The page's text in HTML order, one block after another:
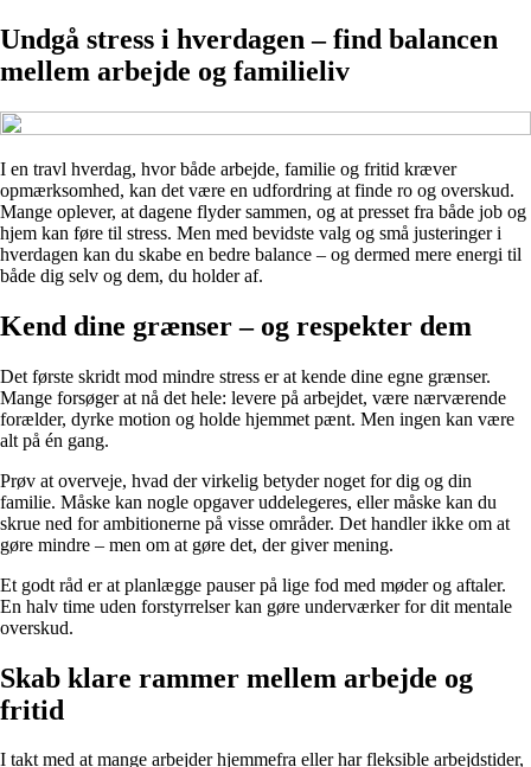
Undgå stress i hverdagen – find balancen
mellem arbejde og familieliv
I en travl hverdag, hvor både arbejde, familie og fritid kræver
opmærksomhed, kan det være en udfordring at finde ro og overskud.
Mange oplever, at dagene flyder sammen, og at presset fra både job og
hjem kan føre til stress. Men med bevidste valg og små justeringer i
hverdagen kan du skabe en bedre balance – og dermed mere energi til
både dig selv og dem, du holder af.
Kend dine grænser – og respekter dem
Det første skridt mod mindre stress er at kende dine egne grænser.
Mange forsøger at nå det hele: levere på arbejdet, være nærværende
forælder, dyrke motion og holde hjemmet pænt. Men ingen kan være
alt på én gang.
Prøv at overveje, hvad der virkelig betyder noget for dig og din
familie. Måske kan nogle opgaver uddelegeres, eller måske kan du
skrue ned for ambitionerne på visse områder. Det handler ikke om at
gøre mindre – men om at gøre det, der giver mening.
Et godt råd er at planlægge pauser på lige fod med møder og aftaler.
En halv time uden forstyrrelser kan gøre underværker for dit mentale
overskud.
Skab klare rammer mellem arbejde og
fritid
I takt med at mange arbejder hjemmefra eller har fleksible arbejdstider,